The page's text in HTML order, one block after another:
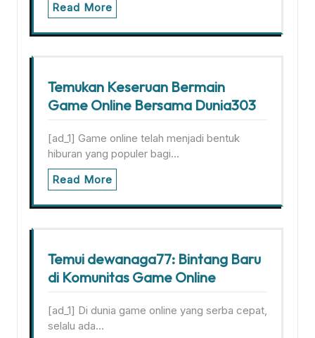
Read More
Temukan Keseruan Bermain
Game Online Bersama Dunia303
[ad_1] Game online telah menjadi bentuk
hiburan yang populer bagi…
Read More
Temui dewanaga77: Bintang Baru
di Komunitas Game Online
[ad_1] Di dunia game online yang serba cepat,
selalu ada…